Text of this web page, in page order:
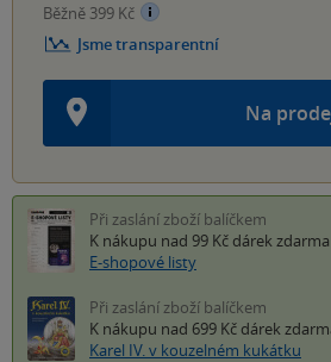
Na
Běžně 399 Kč
Jsme transparentní
Při zaslání zboží balíčkem
K nákupu nad 99 Kč dárek zdarma
E-shopové listy
Při zaslání zboží balíčkem
K nákupu nad 699 Kč dárek
Karel IV. v kouzelném kukátku